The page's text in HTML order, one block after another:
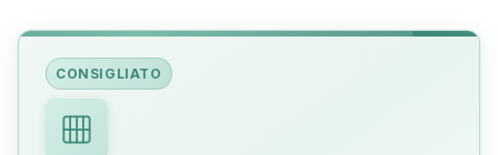
CONSIGLIATO